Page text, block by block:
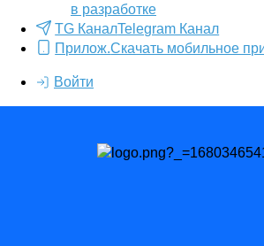
в разработке
TG КаналTelegram Канал
Прилож.Скачать мобильное
Войти